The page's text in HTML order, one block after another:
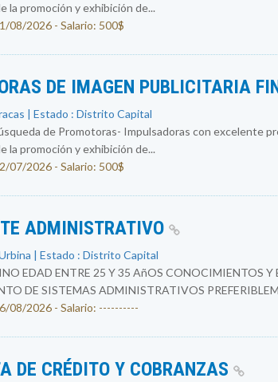
la promoción y exhibición de...
08/2026 - Salario: 500$
DE IMAGEN PUBLICITARIA
| Estado : Distrito Capital
de Promotoras- Impulsadoras con excelente
la promoción y exhibición de...
07/2026 - Salario: 500$
ADMINISTRATIVO
| Estado : Distrito Capital
EDAD ENTRE 25 Y 35 AñOS CONOCIMIENTOS
DE SISTEMAS ADMINISTRATIVOS
08/2026 - Salario: ----------
DE CRÉDITO Y COBRANZAS